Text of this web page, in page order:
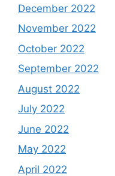
December 2022
November 2022
October 2022
September 2022
August 2022
July 2022
June 2022
May 2022
April 2022